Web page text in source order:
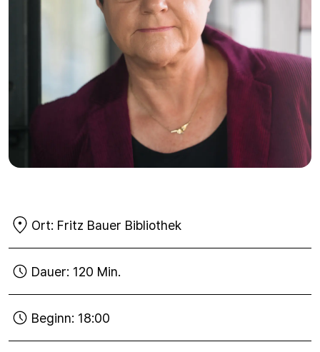
Ort: Fritz Bauer Bibliothek
Dauer: 120 Min.
Beginn: 18:00